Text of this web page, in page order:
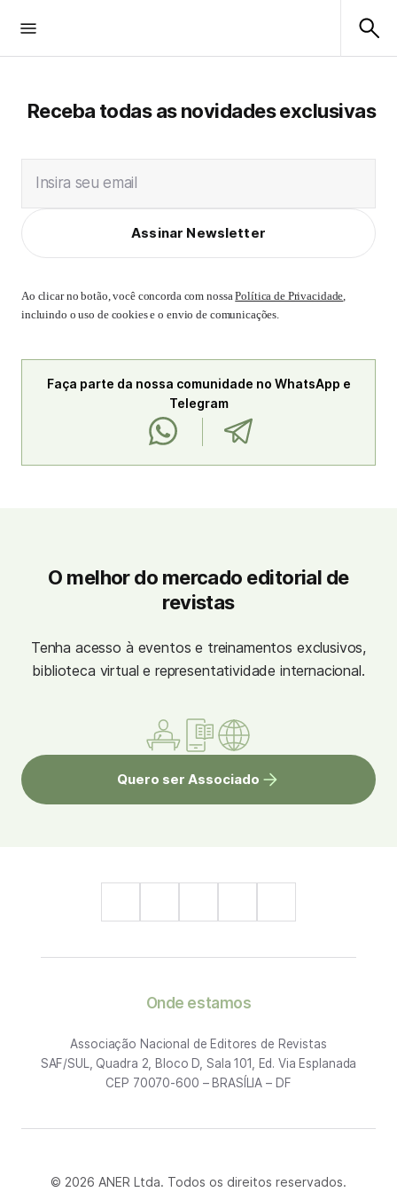
Receba todas as novidades exclusivas
Insira seu email
Assinar Newsletter
Ao clicar no botão, você concorda com nossaPolítica de Privacidade,
incluindo o uso de cookies e o envio de comunicações.
Faça parte da nossa comunidade no WhatsApp e
Telegram
O melhor do mercado editorial de
revistas
Tenha acesso à eventos e treinamentos exclusivos,
biblioteca virtual e representatividade internacional.
Quero ser Associado
Onde estamos
Associação Nacional de Editores de Revistas
SAF/SUL, Quadra 2, Bloco D, Sala 101, Ed. Via Esplanada
CEP 70070-600 – BRASÍLIA – DF
© 2026 ANER Ltda. Todos os direitos reservados.